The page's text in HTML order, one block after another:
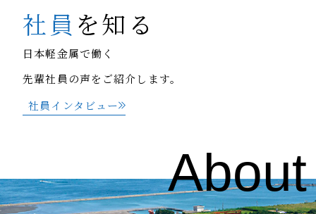
社員 を知る
日本軽金属で働く
先輩社員の声をご紹介します。
社員インタビュー
About